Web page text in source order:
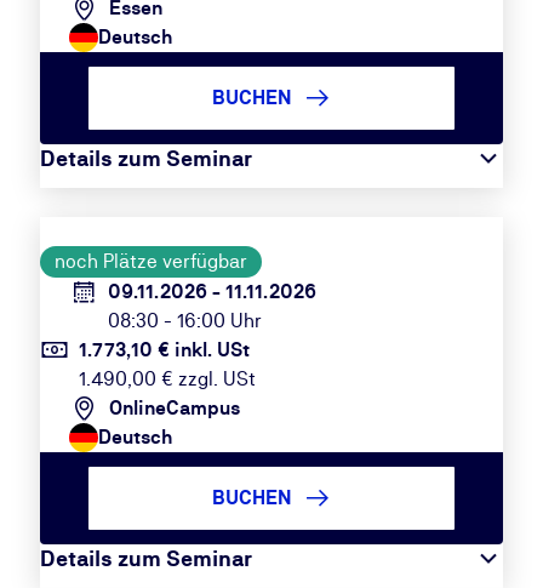
Essen
Deutsch
Details zum Seminar
BUCHEN
noch Plätze verfügbar
09.11.2026 - 11.11.2026
08:30 - 16:00 Uhr
1.773,10 € inkl. USt
1.490,00 € zzgl. USt
OnlineCampus
Deutsch
Details zum Seminar
BUCHEN